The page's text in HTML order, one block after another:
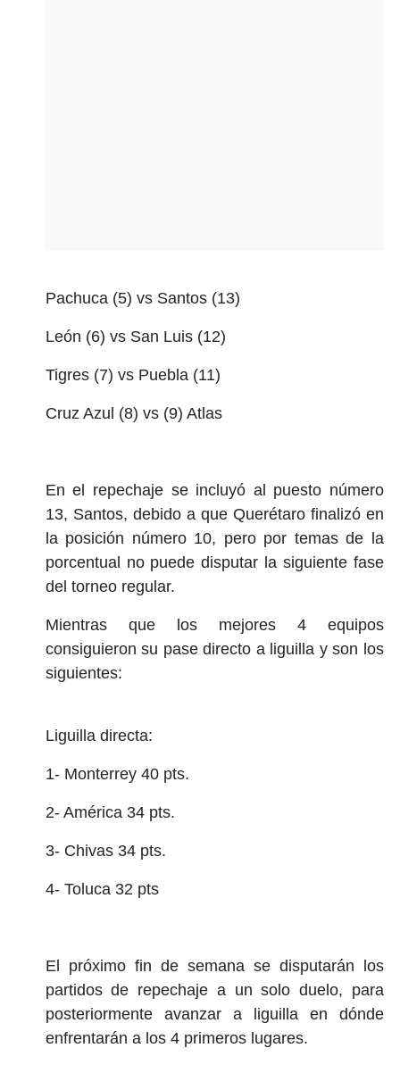
Pachuca (5) vs Santos (13)
León (6) vs San Luis (12)
Tigres (7) vs Puebla (11)
Cruz Azul (8) vs (9) Atlas
En el repechaje se incluyó al puesto número
13, Santos, debido a que Querétaro finalizó en
la posición número 10, pero por temas de la
porcentual no puede disputar la siguiente fase
del torneo regular.
Mientras que los mejores 4 equipos
consiguieron su pase directo a liguilla y son los
siguientes:
Liguilla directa:
1- Monterrey 40 pts.
2- América 34 pts.
3- Chivas 34 pts.
4- Toluca 32 pts
El próximo fin de semana se disputarán los
partidos de repechaje a un solo duelo, para
posteriormente avanzar a liguilla en dónde
enfrentarán a los 4 primeros lugares.